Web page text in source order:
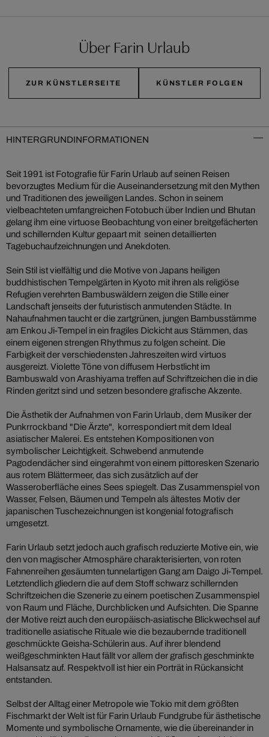
Über Farin Urlaub
ZUR KÜNSTLERSEITE KÜNSTLER FOLGEN
HINTERGRUNDINFORMATIONEN
Seit 1991 ist Fotografie für Farin Urlaub auf seinen Reisen
bevorzugtes Medium für die Auseinandersetzung mit den Mythen
und Traditionen des jeweiligen Landes. Schon in seinem
vielbeachteten umfangreichen Fotobuch über Indien und Bhutan
gelang ihm eine virtuose Beobachtung von einer breitgefächerten
und schillernden Kultur gepaart mit seinen detaillierten
Tagebuchaufzeichnungen und Anekdoten.
Sein Stil ist vielfältig und die Motive von Japans heiligen
buddhistischen Tempelgärten in Kyoto mit ihren als religiöse
Refugien verehrten Bambuswäldern zeigen die Stille einer
Landschaft jenseits der futuristisch anmutenden Städte. In
Nahaufnahmen taucht er die zartgrünen, jungen Bambusstämme
am Enkou Ji-Tempel in ein fragiles Dickicht aus Stämmen, das
einem eigenen strengen Rhythmus zu folgen scheint. Die
Farbigkeit der verschiedensten Jahreszeiten wird virtuos
ausgereizt. Violette Töne von diffusem Herbstlicht im
Bambuswald von Arashiyama treffen auf Schriftzeichen die in die
Rinden geritzt sind und setzen besondere grafische Akzente.
Die Ästhetik der Aufnahmen von Farin Urlaub, dem Musiker der
Punkrrockband "Die Ärzte", korrespondiert mit dem Ideal
asiatischer Malerei. Es entstehen Kompositionen von
symbolischer Leichtigkeit. Schwebend anmutende
Pagodendächer sind eingerahmt von einem pittoresken Szenario
aus rotem Blättermeer, das sich zusätzlich auf der
Wasseroberfläche eines Sees spiegelt. Das Zusammenspiel von
Wasser, Felsen, Bäumen und Tempeln als ältestes Motiv der
japanischen Tuschezeichnungen ist kongenial fotografisch
umgesetzt.
Farin Urlaub setzt jedoch auch grafisch reduzierte Motive ein, wie
den von magischer Atmosphäre charakterisierten, von roten
Fahnenreihen gesäumten tunnelartigen Gang am Daigo Ji-Tempel.
Letztendlich gliedern die auf dem Stoff schwarz schillernden
Schriftzeichen die Szenerie zu einem poetischen Zusammenspiel
von Raum und Fläche, Durchblicken und Aufsichten. Die Spanne
der Motive reizt auch den europäisch-asiatische Blickwechsel auf
traditionelle asiatische Rituale wie die bezaubernde traditionell
geschmückte Geisha-Schülerin aus. Auf ihrer blendend
weißgeschminkten Haut fällt vor allem der grafisch geschminkte
Halsansatz auf. Respektvoll ist hier ein Porträt in Rückansicht
entstanden.
Selbst der Alltag einer Metropole wie Tokio mit dem größten
Fischmarkt der Welt ist für Farin Urlaub Fundgrube für ästhetische
Momente und symbolische Ornamente, wie die übereinander in